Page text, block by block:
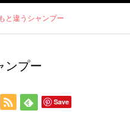
と違うシャンプー
ンプー
Save